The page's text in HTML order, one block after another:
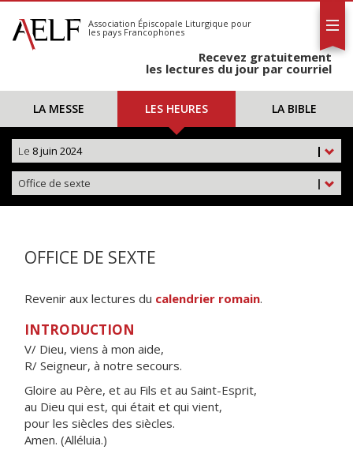
S'abonner
Calendrier
Association Épiscopale Liturgique pour
les pays Francophones
Recevez gratuitement
les lectures du jour par courriel
LA MESSE LES HEURES LA BIBLE
|
Le 8 juin 2024
|
Office de sexte
OFFICE DE SEXTE
Revenir aux lectures du calendrier romain.
INTRODUCTION
V/ Dieu, viens à mon aide,
R/ Seigneur, à notre secours.
Gloire au Père, et au Fils et au Saint-Esprit,
au Dieu qui est, qui était et qui vient,
pour les siècles des siècles.
Amen. (Alléluia.)